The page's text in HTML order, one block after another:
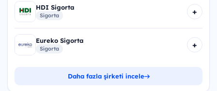
HDI Sigorta
Sigorta +
Eureko Sigorta
Sigorta +
Daha fazla şirketi incele